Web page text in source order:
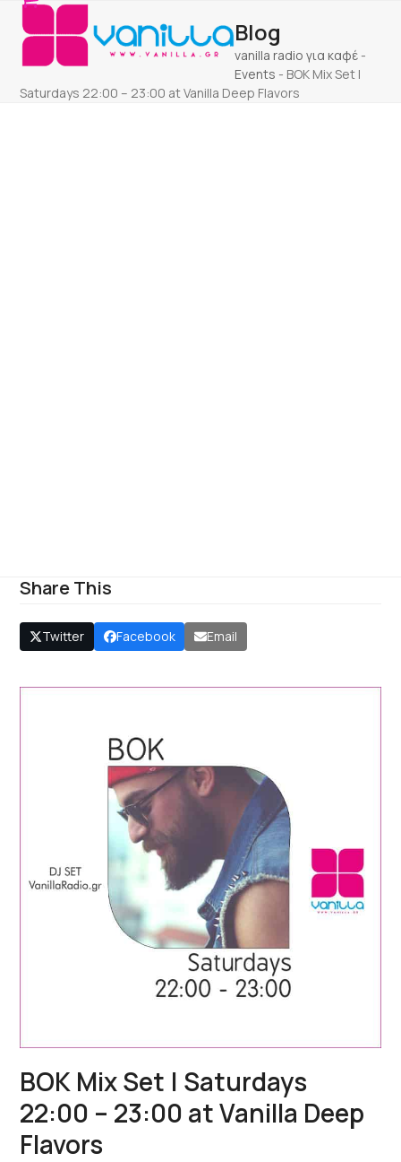
Skip
content
Open
mobile
menu
Close
mobile
menu
Blog
vanilla radio για καφέ -
Events - ΒΟΚ Mix Set |
Saturdays 22:00 – 23:00 at Vanilla Deep Flavors
Share This
Twitter Facebook Email
ΒΟΚ Mix Set | Saturdays
22:00 – 23:00 at Vanilla Deep
Flavors